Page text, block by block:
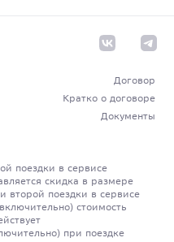
Договор
Кратко о договоре
Документы
поездки в сервисе
скидка в размере
второй поездки в сервисе
стоимость
при поездке